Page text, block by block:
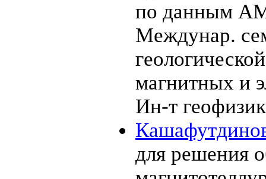
по данным
Междунар.
магнитных и
Ин-т
для решения